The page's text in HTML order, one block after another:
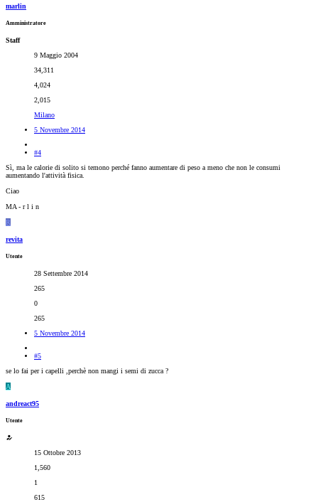
marlin
Amministratore
Staff
9 Maggio 2004
34,311
4,024
2,015
Milano
5 Novembre 2014
#4
Sì, ma le calorie di solito si temono perché fanno aumentare di peso a meno che non le consumi
aumentando l'attività fisica.
Ciao
MA - r l i n
R
revita
Utente
28 Settembre 2014
265
0
265
5 Novembre 2014
#5
se lo fai per i capelli ,perchè non mangi i semi di zucca ?
A
andreact95
Utente
15 Ottobre 2013
1,560
1
615